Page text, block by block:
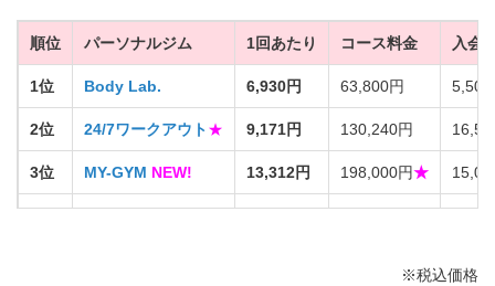
順位 パーソナルジム 1回あたり コース料金 入会
1位 Body Lab. 6,930円 63,800円 5,500
2位 24/7ワークアウト★ 9,171円 130,240円
3位 MY-GYM NEW! 13,312円 198,000円★
※税込価格